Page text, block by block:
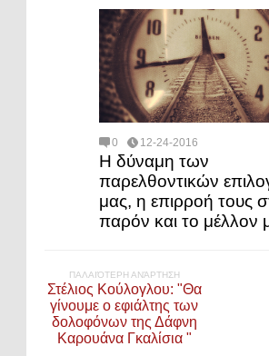
0 12-24-2016
Η δύναμη των
παρελθοντικών
μας, η επιρροή τους
παρόν και το μέλλον
ΠΑΛΑΙΌΤΕΡΗ ΑΝΆΡΤΗΣΗ
Στέλιος Koύλογλου: "Θα
γίνουμε ο εφιάλτης των
δολοφόνων της Δάφνη
Καρουάνα Γκαλίσια "